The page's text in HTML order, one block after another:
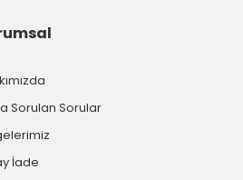
Sorulan Sorular
İade